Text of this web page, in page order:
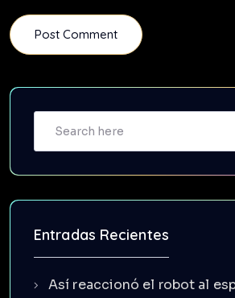
Entradas Recientes
Así reaccionó el robot al